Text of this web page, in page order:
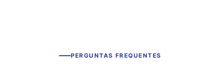
PERGUNTAS FREQUENTES